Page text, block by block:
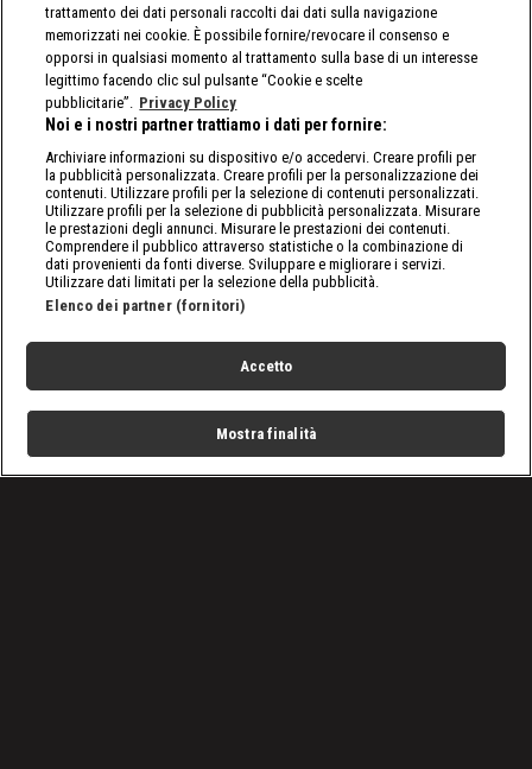
trattamento dei dati personali raccolti dai dati sulla navigazione
memorizzati nei cookie. È possibile fornire/revocare il consenso e
opporsi in qualsiasi momento al trattamento sulla base di un interesse
legittimo facendo clic sul pulsante “Cookie e scelte
pubblicitarie”. Privacy Policy
Noi e i nostri partner trattiamo i dati per fornire:
Archiviare informazioni su dispositivo e/o accedervi. Creare profili per
la pubblicità personalizzata. Creare profili per la personalizzazione dei
contenuti. Utilizzare profili per la selezione di contenuti personalizzati.
Utilizzare profili per la selezione di pubblicità personalizzata. Misurare
le prestazioni degli annunci. Misurare le prestazioni dei contenuti.
Comprendere il pubblico attraverso statistiche o la combinazione di
dati provenienti da fonti diverse. Sviluppare e migliorare i servizi.
Utilizzare dati limitati per la selezione della pubblicità.
Elenco dei partner (fornitori)
Accetto
Mostra finalità